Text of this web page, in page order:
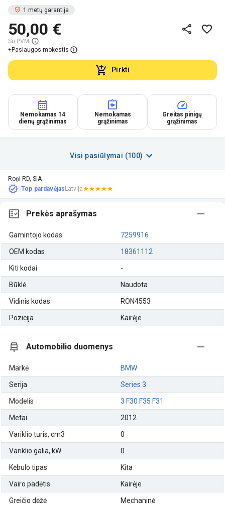
1 metų garantija
50,00 €
Su PVM
+Paslaugos mokestis
Pirkti
Nemokamas 14
dienų grąžinimas
Nemokamas
grąžinimas
Greitas pinigų
grąžinimas
Visi pasiūlymai (100)
Roņi RD, SIA
Top pardavėjasLatvija
Prekės aprašymas
Gamintojo kodas 7259916
OEM kodas 18361112
Kiti kodai -
Būklė Naudota
Vidinis kodas RON4553
Pozicija Kairėje
Automobilio duomenys
Markė BMW
Serija Series 3
Modelis 3 F30 F35 F31
Metai 2012
Variklio tūris, cm3 0
Variklio galia, kW 0
Kėbulo tipas Kita
Vairo padėtis Kairėje
Greičio dėžė Mechaninė